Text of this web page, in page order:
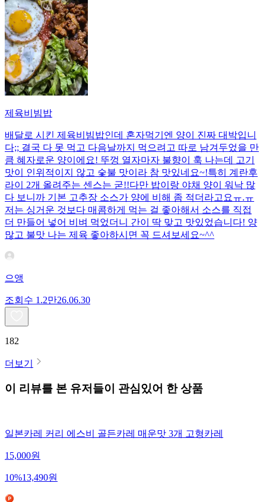
제육비빔밥
배달로 시킨 제육비빔밥인데 혼자먹기엔 양이 진짜 대박입니
다;; 결국 다 못 먹고 다음날까지 먹으려고 따로 남겨두었을 만
큼 혜자로운 양이에요! 뚜껑 열자마자 불향이 훅 나는데 고기
맛이 인위적이지 않고 숯불 맛이라 참 맛있네요~!특히 계란후
라이 2개 올려주는 센스는 굳!! ​다만 밥이랑 야채 양이 워낙 많
다 보니까 기본 고추장 소스가 양에 비해 좀 적더라고요ㅠ.ㅠ
저는 싱거운 것보다 매콤하게 먹는 걸 좋아해서 소스를 직접
더 만들어 넣어 비벼 먹었더니 간이 딱 맞고 맛있었습니다! 양
많고 불맛 나는 제육 좋아하시면 꼭 드셔보세요~^^
으앵
조회수 1.2만26.06.30
182
더보기
이 리뷰를 본 유저들이 관심있어 한 상품
일본카레 커리 에스비 골든카레 매운맛 3개 고형카레
15,000원
10%13,490원